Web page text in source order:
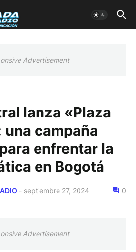
Advertisement
lanza «Plaza
una campaña
enfrentar la
en Bogotá
- septiembre 27, 2024 0
Advertisement